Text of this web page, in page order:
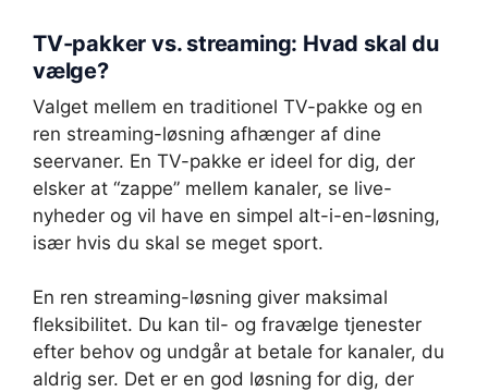
TV-pakker vs. streaming: Hvad skal du
vælge?
Valget mellem en traditionel TV-pakke og en
ren streaming-løsning afhænger af dine
seervaner. En TV-pakke er ideel for dig, der
elsker at “zappe” mellem kanaler, se live-
nyheder og vil have en simpel alt-i-en-løsning,
især hvis du skal se meget sport.
En ren streaming-løsning giver maksimal
fleksibilitet. Du kan til- og fravælge tjenester
efter behov og undgår at betale for kanaler, du
aldrig ser. Det er en god løsning for dig, der